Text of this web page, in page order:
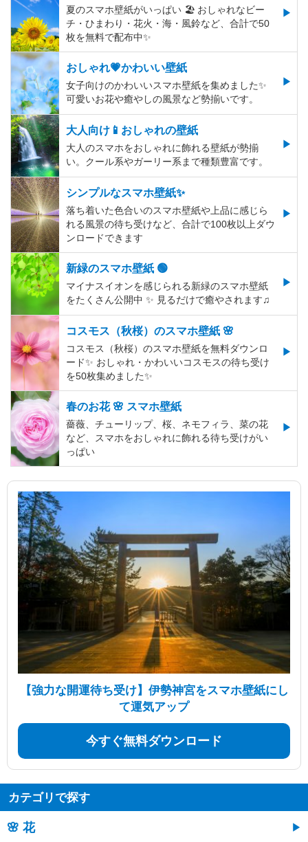
夏のスマホ壁紙がいっぱい 🏖 おしゃれなビー
チ・ひまわり・花火・海・風鈴など、合計で50
枚を無料で配布中✨
おしゃれ💗かわいい壁紙
女子向けのかわいいスマホ壁紙を集めました✨
可愛いお花や癒やしの風景など勢揃いです。
大人向け📱おしゃれの壁紙
大人のスマホをおしゃれに飾れる壁紙が勢揃
い。クール系やガーリー系まで種類豊富です。
シンプルなスマホ壁紙✨
落ち着いた色合いのスマホ壁紙や上品に感じら
れる風景の待ち受けなど、合計で100枚以上ダウ
ンロードできます
新緑のスマホ壁紙 🟢
マイナスイオンを感じられる新緑のスマホ壁紙
をたくさん公開中 ✨ 見るだけで癒やされます♫
コスモス（秋桜）のスマホ壁紙 🌸
コスモス（秋桜）のスマホ壁紙を無料ダウンロ
ード✨️ おしゃれ・かわいいコスモスの待ち受け
を50枚集めました✨️
春のお花 🌸 スマホ壁紙
薔薇、チューリップ、桜、ネモフィラ、菜の花
など、スマホをおしゃれに飾れる待ち受けがい
っぱい
【強力な開運待ち受け】伊勢神宮をスマホ壁紙にし
て運気アップ
今すぐ無料ダウンロード
カテゴリで探す
🌸 花